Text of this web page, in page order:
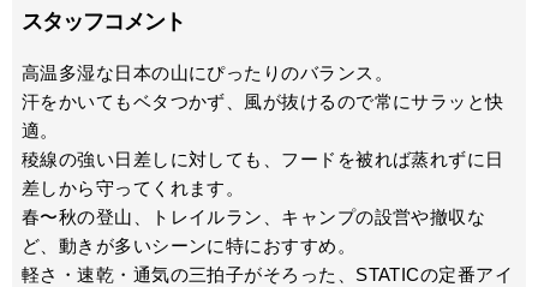
スタッフコメント
高温多湿な日本の山にぴったりのバランス。
汗をかいてもベタつかず、風が抜けるので常にサラッと快
適。
稜線の強い日差しに対しても、フードを被れば蒸れずに日
差しから守ってくれます。
春〜秋の登山、トレイルラン、キャンプの設営や撤収な
ど、動きが多いシーンに特におすすめ。
軽さ・速乾・通気の三拍子がそろった、STATICの定番アイ